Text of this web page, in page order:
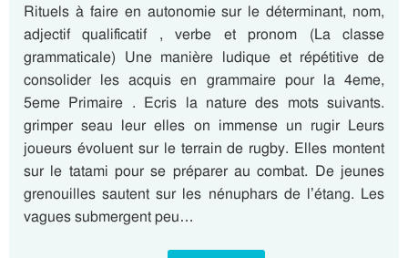
Rituels à faire en autonomie sur le déterminant, nom,
adjectif qualificatif , verbe et pronom (La classe
grammaticale) Une manière ludique et répétitive de
consolider les acquis en grammaire pour la 4eme,
5eme Primaire . Ecris la nature des mots suivants.
grimper seau leur elles on immense un rugir Leurs
joueurs évoluent sur le terrain de rugby. Elles montent
sur le tatami pour se préparer au combat. De jeunes
grenouilles sautent sur les nénuphars de l’étang. Les
vagues submergent peu…